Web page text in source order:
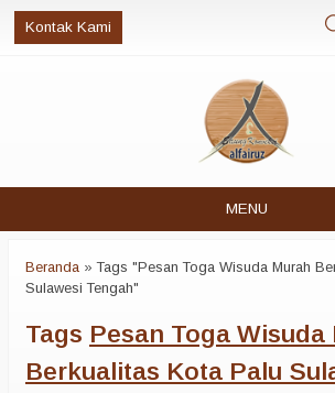
Kontak Kami
MENU
Beranda »Tags "Pesan Toga Wisuda Murah
Sulawesi Tengah"
Tags Pesan Toga Wisuda
Berkualitas Kota Palu